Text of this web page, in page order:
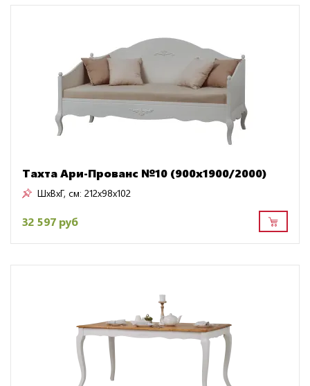
Тахта Ари-Прованс №10 (900х1900/2000)
ШxВxГ, см: 212x98x102
32 597 руб